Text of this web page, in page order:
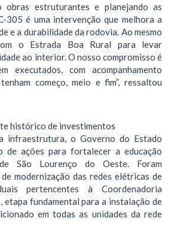
obras estruturantes e planejando as
305 é uma intervenção que melhora a
e a durabilidade da rodovia. Ao mesmo
o Estrada Boa Rural para levar
ao interior. O nosso compromisso é
executados, com acompanhamento
começo, meio e fim”, ressaltou
histórico de investimentos
infraestrutura, o Governo do Estado
de ações para fortalecer a educação
São Lourenço do Oeste. Foram
modernização das redes elétricas de
pertencentes à Coordenadoria
etapa fundamental para a instalação de
em todas as unidades da rede